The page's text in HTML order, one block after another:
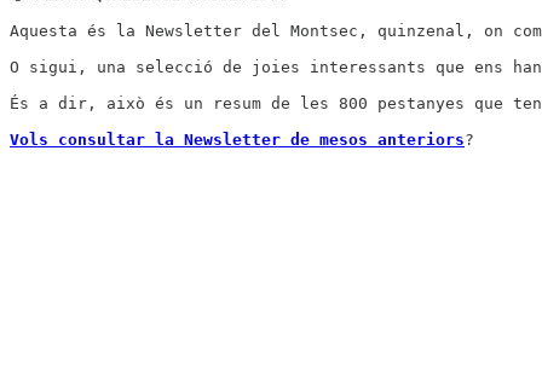
Aquesta és la Newsletter del Montsec, quinzenal, on
O sigui, una selecció de joies interessants que ens
És a dir, això és un resum de les 800 pestanyes que
Vols consultar la Newsletter de mesos anteriors